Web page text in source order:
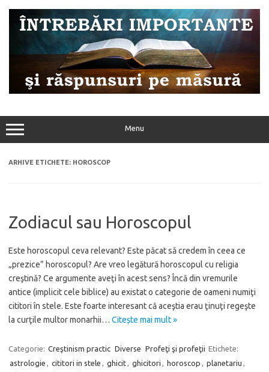
conținut
Menu
ARHIVE ETICHETE: HOROSCOP
Zodiacul sau Horoscopul
Este horoscopul ceva relevant? Este păcat să credem în ceea ce
„prezice” horoscopul? Are vreo legătură horoscopul cu religia
creştină? Ce argumente aveţi în acest sens? Încă din vremurile
antice (implicit cele biblice) au existat o categorie de oameni numiţi
cititori în stele. Este foarte interesant că aceştia erau ţinuţi regeşte
la curţile multor monarhii… Citește mai mult »
Categorie: Creştinism practic Diverse Profeţi şi profeţii Etichete:
astrologie
cititori in stele ghicit ghicitori horoscop planetariu